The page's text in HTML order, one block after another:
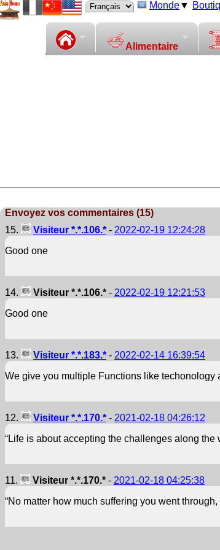
Monde▼
Alimentaire
Envoyez vos commentaires (15)
15.
Visiteur *.*.106.* - 2022-02-19 12:24:28
Good one
14. Visiteur *.*.106.* - 2022-02-19 12:21:53
Good one
13. Visiteur *.*.183.* - 2022-02-14 16:39:54
We give you multiple Functions like techonology
12. Visiteur *.*.170.* - 2021-02-18 04:26:12
“Life is about accepting the challenges along
11. Visiteur *.*.170.* - 2021-02-18 04:25:38
“No matter how much suffering you went